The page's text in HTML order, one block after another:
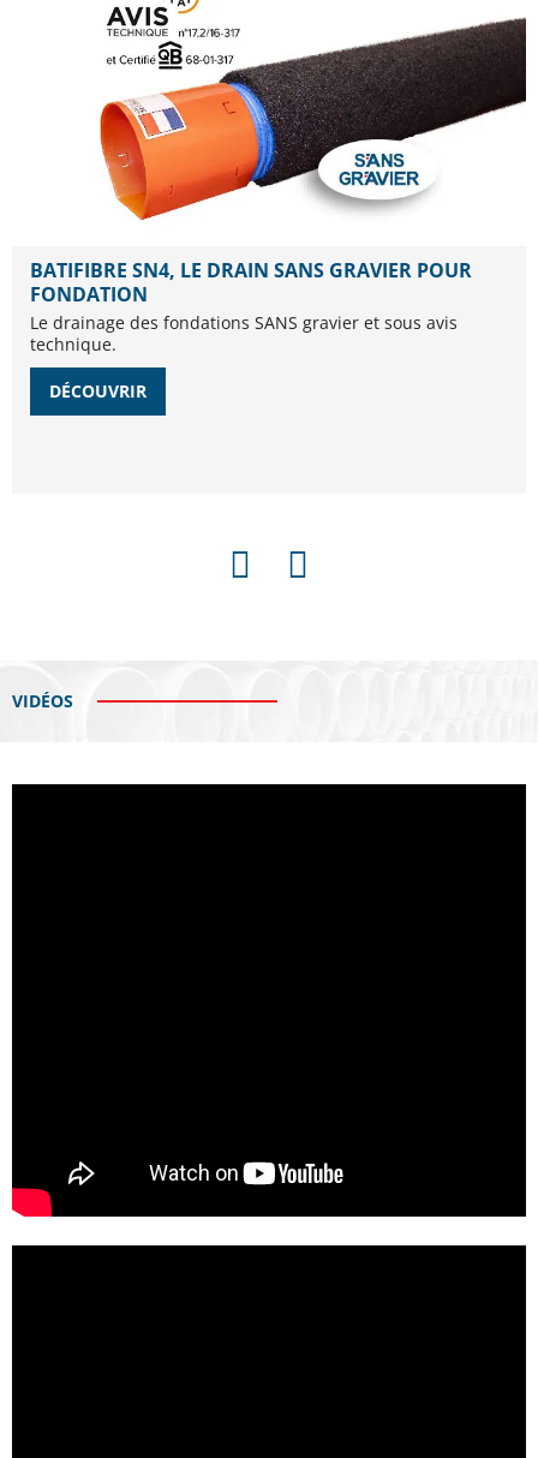
BATIFIBRE SN4, LE DRAIN SANS GRAVIER POUR
FONDATION
Le drainage des fondations SANS gravier et sous avis
technique.
DÉCOUVRIR
PRÉCÉDENT
SUIVANT
VIDÉOS